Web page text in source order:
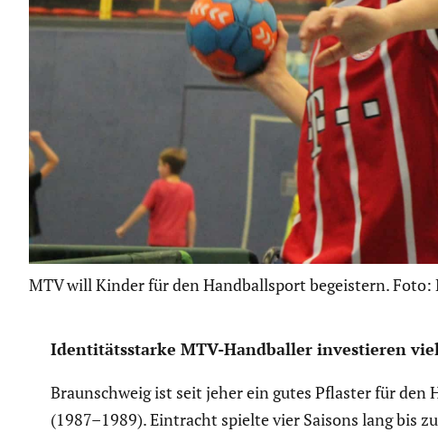
MTV will Kinder für den Handballsport begeistern. Foto:
Identi­täts­starke MTV-Handballer inves­tieren
Braun­schweig ist seit jeher ein gutes Pflaster für den
(1987–1989). Eintracht spielte vier Saisons lang bis